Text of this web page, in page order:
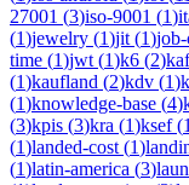
27001 (3)iso-9001 (1)
(1)jewelry (1)jit (1)
time (1)jwt (1)k6 (2)
(1)kaufland (2)kdv (1)
(1)knowledge-base (4)
(3)kpis (3)kra (1)ksef(1
(1)landed-cost (1)
(1)latin-america (3)